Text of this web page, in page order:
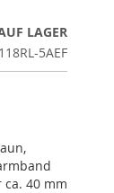
LAGER
5AEF
40 mm